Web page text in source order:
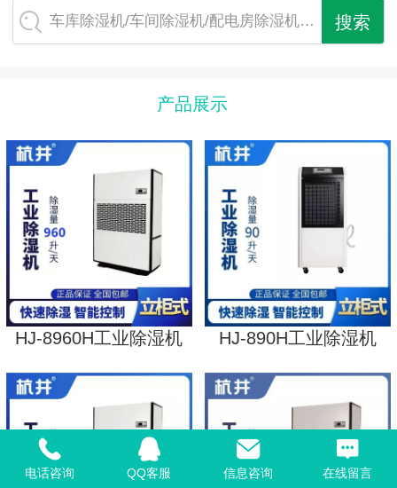
车库除湿机/车间除湿机/配电房除湿机…
产品展示
HJ-8960H工业除湿机 HJ-890H工业除湿机
电话咨询 QQ客服 信息咨询 在线留言